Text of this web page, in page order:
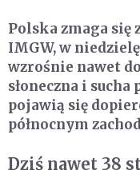
Polska zmaga się
IMGW, w
wzrośnie nawet
słoneczna i sucha
pojawią się
północnym
Dziś nawet 38